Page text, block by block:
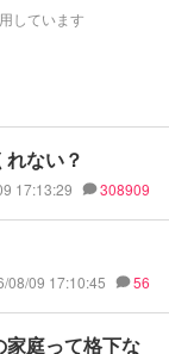
しています
ない？
17:13:29 308909
08/09 17:10:45 56
家庭って格下な